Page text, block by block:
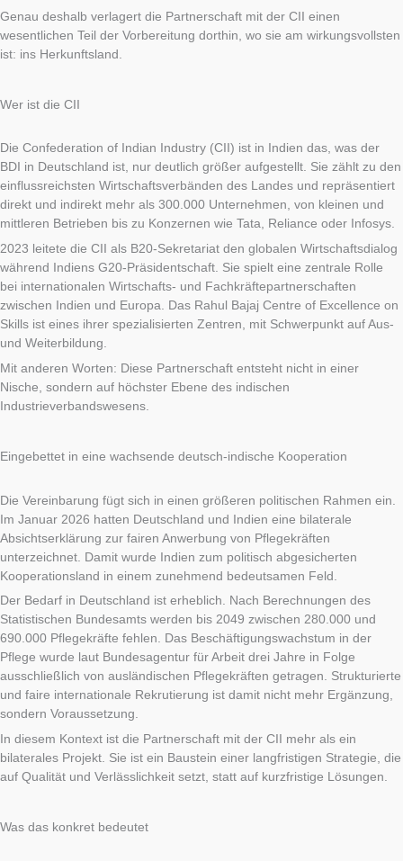
Genau deshalb verlagert die Partnerschaft mit der CII einen
wesentlichen Teil der Vorbereitung dorthin, wo sie am wirkungsvollsten
ist: ins Herkunftsland.
Wer ist die CII
Die Confederation of Indian Industry (CII) ist in Indien das, was der
BDI in Deutschland ist, nur deutlich größer aufgestellt. Sie zählt zu den
einflussreichsten Wirtschaftsverbänden des Landes und repräsentiert
direkt und indirekt mehr als 300.000 Unternehmen, von kleinen und
mittleren Betrieben bis zu Konzernen wie Tata, Reliance oder Infosys.
2023 leitete die CII als B20-Sekretariat den globalen Wirtschaftsdialog
während Indiens G20-Präsidentschaft. Sie spielt eine zentrale Rolle
bei internationalen Wirtschafts- und Fachkräftepartnerschaften
zwischen Indien und Europa. Das Rahul Bajaj Centre of Excellence on
Skills ist eines ihrer spezialisierten Zentren, mit Schwerpunkt auf Aus-
und Weiterbildung.
Mit anderen Worten: Diese Partnerschaft entsteht nicht in einer
Nische, sondern auf höchster Ebene des indischen
Industrieverbandswesens.
Eingebettet in eine wachsende deutsch-indische Kooperation
Die Vereinbarung fügt sich in einen größeren politischen Rahmen ein.
Im Januar 2026 hatten Deutschland und Indien eine bilaterale
Absichtserklärung zur fairen Anwerbung von Pflegekräften
unterzeichnet. Damit wurde Indien zum politisch abgesicherten
Kooperationsland in einem zunehmend bedeutsamen Feld.
Der Bedarf in Deutschland ist erheblich. Nach Berechnungen des
Statistischen Bundesamts werden bis 2049 zwischen 280.000 und
690.000 Pflegekräfte fehlen. Das Beschäftigungswachstum in der
Pflege wurde laut Bundesagentur für Arbeit drei Jahre in Folge
ausschließlich von ausländischen Pflegekräften getragen. Strukturierte
und faire internationale Rekrutierung ist damit nicht mehr Ergänzung,
sondern Voraussetzung.
In diesem Kontext ist die Partnerschaft mit der CII mehr als ein
bilaterales Projekt. Sie ist ein Baustein einer langfristigen Strategie, die
auf Qualität und Verlässlichkeit setzt, statt auf kurzfristige Lösungen.
Was das konkret bedeutet